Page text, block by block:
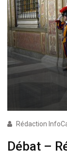
Rédaction
Débat –